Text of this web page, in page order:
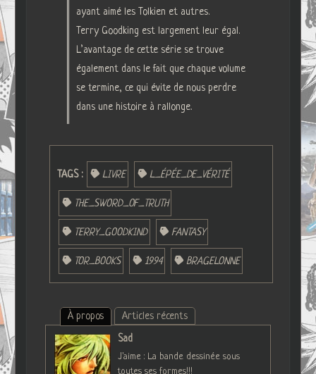
ayant aimé les Tolkien et autres.
Terry Goodking est largement leur égal.
L’avantage de cette série se trouve
également dans le fait que chaque volume
se termine, ce qui évite de nous perdre
dans une histoire à rallonge.
TAGS : LIVRE L_ÉPÉE_DE_VÉRITÉ
THE_SWORD_OF_TRUTH
TERRY_GOODKIND FANTASY
TOR_BOOKS 1994 BRAGELONNE
À propos
Articles récents
Sad
J'aime : La bande dessinée sous
toutes ses formes!!!